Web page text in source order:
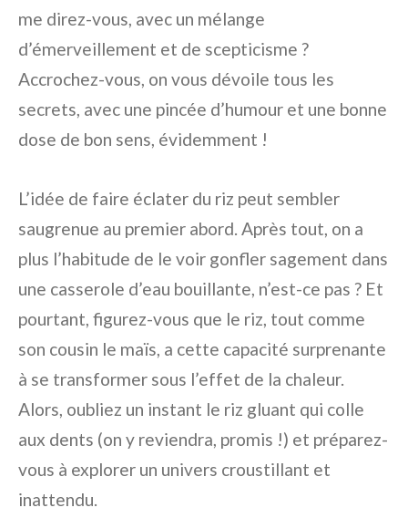
me direz-vous, avec un mélange
d’émerveillement et de scepticisme ?
Accrochez-vous, on vous dévoile tous les
secrets, avec une pincée d’humour et une bonne
dose de bon sens, évidemment !
L’idée de faire éclater du riz peut sembler
saugrenue au premier abord. Après tout, on a
plus l’habitude de le voir gonfler sagement dans
une casserole d’eau bouillante, n’est-ce pas ? Et
pourtant, figurez-vous que le riz, tout comme
son cousin le maïs, a cette capacité surprenante
à se transformer sous l’effet de la chaleur.
Alors, oubliez un instant le riz gluant qui colle
aux dents (on y reviendra, promis !) et préparez-
vous à explorer un univers croustillant et
inattendu.